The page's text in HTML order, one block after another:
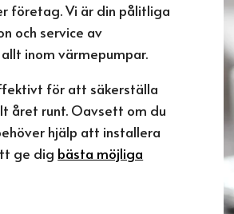
företag. Vi är din pålitliga
och service av
inom värmepumpar.
för att säkerställa
året runt. Oavsett om du
hjälp att installera
ge dig bästa möjliga